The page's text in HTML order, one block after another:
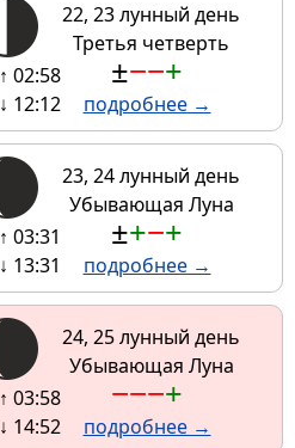
22, 23 лунный день
Третья четверть
↑ 02:58
↓ 12:12
±−−+
подробнее →
23, 24 лунный день
Убывающая Луна
↑ 03:31
↓ 13:31
±+−+
подробнее →
24, 25 лунный день
Убывающая Луна
↑ 03:58
↓ 14:52
−−−+
подробнее →